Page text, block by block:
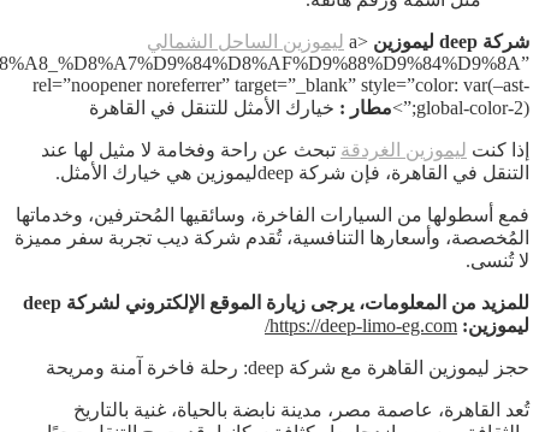
href=”https://ar.wikipedia.org/wiki/